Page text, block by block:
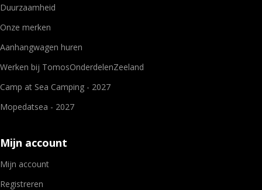
Duurzaamheid
Onze merken
Aanhangwagen huren
Werken bij TomosOnderdelenZeeland
Camp at Sea Camping - 2027
Mopedatsea - 2027
Mijn account
Mijn account
Registreren